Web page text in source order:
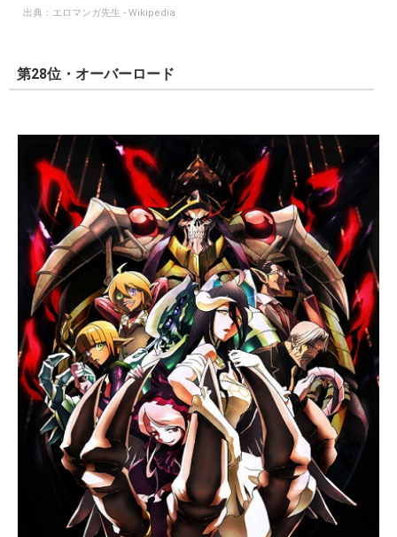
出典： エロマンガ先生 - Wikipedia
第28位・オーバーロード